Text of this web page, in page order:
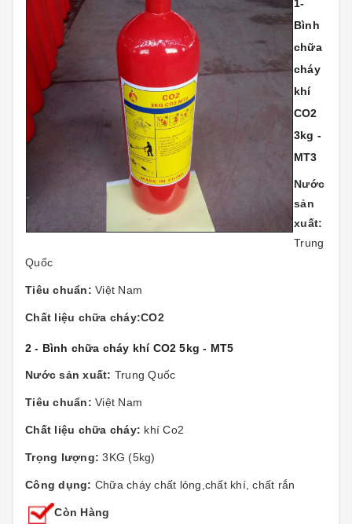
1-
Bình
chữa
cháy
khí
CO2
3kg -
MT3
Nước
sản
xuất:
Trung
Quốc
Tiêu chuẩn: Việt Nam
Chất liệu chữa cháy:CO2
2 - Bình chữa cháy khí CO2 5kg - MT5
Nước sản xuất: Trung Quốc
Tiêu chuẩn: Việt Nam
Chất liệu chữa cháy: khí Co2
Trọng lượng: 3KG (5kg)
Công dụng: Chữa cháy chất lỏng,chất khí, chất rắn
Còn Hàng